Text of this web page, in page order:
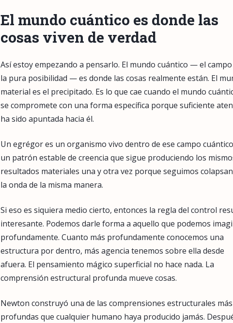
El mundo cuántico es donde las
cosas viven de verdad
Así estoy empezando a pensarlo. El mundo cuántico — el campo
la pura posibilidad — es donde las cosas realmente están. El
material es el precipitado. Es lo que cae cuando el mundo
se compromete con una forma específica porque suficiente
ha sido apuntada hacia él.
Un egrégor es un organismo vivo dentro de ese campo
un patrón estable de creencia que sigue produciendo los
resultados materiales una y otra vez porque seguimos
la onda de la misma manera.
Si eso es siquiera medio cierto, entonces la regla del control
interesante. Podemos darle forma a aquello que podemos
profundamente. Cuanto más profundamente conocemos una
estructura por dentro, más agencia tenemos sobre ella desde
afuera. El pensamiento mágico superficial no hace nada. La
comprensión estructural profunda mueve cosas.
Newton construyó una de las comprensiones estructurales más
profundas que cualquier humano haya producido jamás.